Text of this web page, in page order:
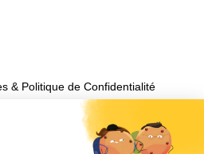
& Politique de Confidentialité
mariage ?